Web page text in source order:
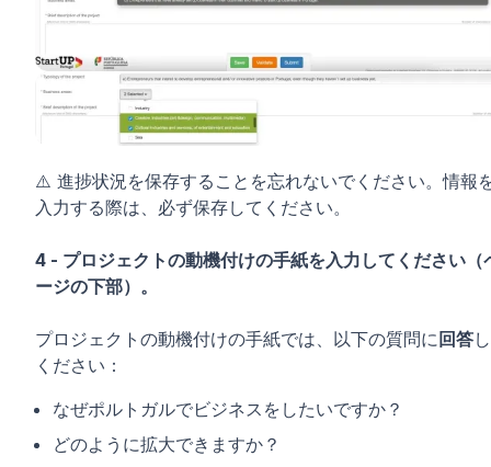
⚠️ 進捗状況を保存することを忘れないでください。情報
入力する際は、必ず保存してください。
4 - プロジェクトの動機付けの手紙を入力してください（
ージの下部）。
プロジェクトの動機付けの手紙では、以下の質問に 回答
ください：
なぜポルトガルでビジネスをしたいですか？
どのように拡大できますか？